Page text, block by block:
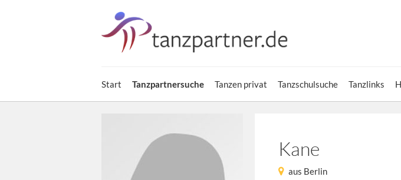
Start Tanzpartnersuche Tanzen privat Tanzschulsuche Tanzlinks
Kane
aus Berlin